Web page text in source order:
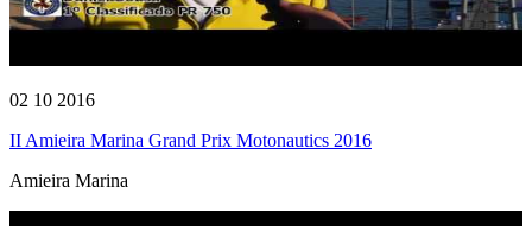
02 10 2016
II Amieira Marina Grand Prix Motonautics 2016
Amieira Marina